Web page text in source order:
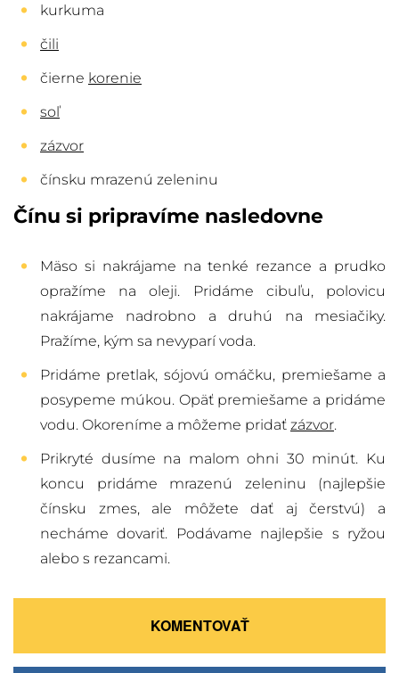
kurkuma
čili
čierne korenie
soľ
zázvor
čínsku mrazenú zeleninu
Čínu si pripravíme nasledovne
Mäso si nakrájame na tenké rezance a prudko
opražíme na oleji. Pridáme cibuľu, polovicu
nakrájame nadrobno a druhú na mesiačiky.
Pražíme, kým sa nevyparí voda.
Pridáme pretlak, sójovú omáčku, premiešame a
posypeme múkou. Opäť premiešame a pridáme
vodu. Okoreníme a môžeme pridať zázvor.
Prikryté dusíme na malom ohni 30 minút. Ku
koncu pridáme mrazenú zeleninu (najlepšie
čínsku zmes, ale môžete dať aj čerstvú) a
necháme dovariť. Podávame najlepšie s ryžou
alebo s rezancami.
KOMENTOVAŤ